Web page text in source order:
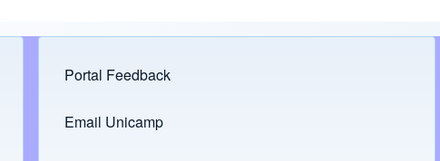
Footer menu
Portal Feedback
Links
Email Unicamp
(opens in new tab)